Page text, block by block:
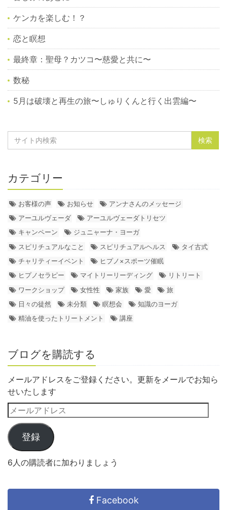
ケンカを楽しむ！？
恋と瞑想
最終章：聖母？カツコ〜慈愛と共に〜
数秘
5月は破壊と再生の旅〜しゅりくんと行く出雲編〜
カテゴリー
お客様の声 お知らせ
アンナさんのメッセージ
アーユルヴェーダ
アーユルヴェーダトリセツ
キャンペーン
ジュニャーナ・ヨーガ
スピリチュアルなこと
スピリチュアルヘルス
タイ古式
チャリティーイベント
ヒプノ×スポーツ催眠
ヒプノセラピー
マイトリーリーディング
リトリート
ワークショップ
女性性 家族 愛
旅
日々の徒然
未分類 瞑想会
知識のヨーガ
精油を使ったトリートメント
講座
ブログを購読する
メールアドレスをご登録ください。更新をメールでお知ら
せいたします
登録
6人の購読者に加わりましょう
Facebook